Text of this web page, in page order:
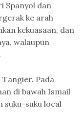
Spanyol dan
ke arah
kekuasaan, dan
walaupun
Tangier. Pada
di bawah Ismail
suku-suku local